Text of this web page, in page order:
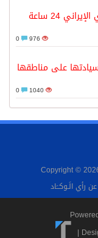
السعودية تمهل الملحق العسكري الإيراني 24 ساعة
976
على مناطقها
1040
Copyright ©
رأي الَـوكــَاد
|